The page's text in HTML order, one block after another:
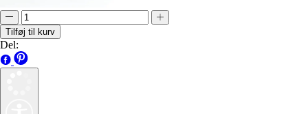
Tilføj til kurv
Del: